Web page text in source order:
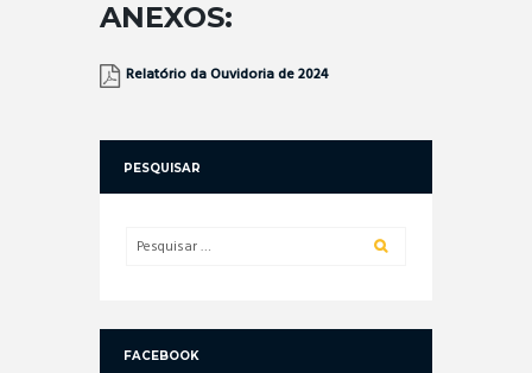
ANEXOS:
Relatório da Ouvidoria de 2024
PESQUISAR
FACEBOOK